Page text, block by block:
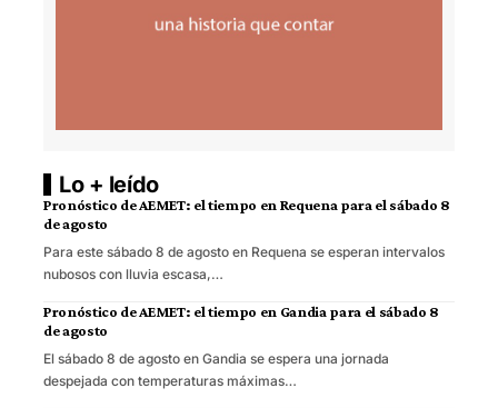
Lo + leído
Pronóstico de AEMET: el tiempo en Requena para el sábado 8
de agosto
Para este sábado 8 de agosto en Requena se esperan intervalos
nubosos con lluvia escasa,…
Pronóstico de AEMET: el tiempo en Gandia para el sábado 8
de agosto
El sábado 8 de agosto en Gandia se espera una jornada
despejada con temperaturas máximas…